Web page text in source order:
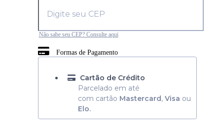
Não sabe seu CEP? Consulte aqui
Formas de Pagamento
Cartão de Crédito
Parcelado em até
com cartão Mastercard, Visa ou
Elo.